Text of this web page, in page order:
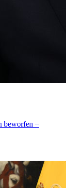
beworfen –